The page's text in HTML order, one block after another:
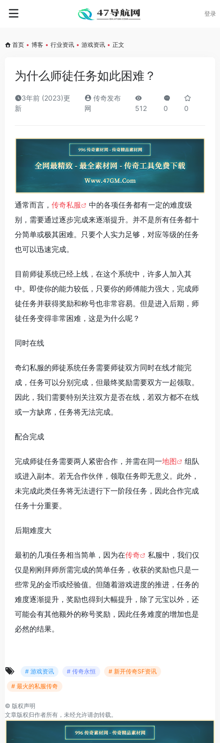
登录
首页 • 博客 • 行业资讯 • 游戏资讯 • 正文
为什么师徒任务如此困难？
3年前 (2023)更
新
传奇发布
网
512 0 0
通常而言， 传奇私服
中的各项任务都有一定的难度级
别，需要通过逐步完成来逐渐提升。并不是所有任务都十
分简单或极其困难。只要个人实力足够，对应等级的任务
也可以迅速完成。
目前师徒系统已经上线，在这个系统中，许多人加入其
中。即使你的能力较低，只要你的师傅能力强大，完成师
徒任务并获得奖励和称号也非常容易。但是进入后期，师
徒任务变得非常困难，这是为什么呢？
同时在线
奇幻私服的师徒系统任务需要师徒双方同时在线才能完
成，任务可以分别完成，但最终奖励需要双方一起领取。
因此，我们需要特别关注双方是否在线，若双方都不在线
或一方缺席，任务将无法完成。
配合完成
完成师徒任务需要两人紧密合作，并需在同一地图
组队
或进入副本。若无合作伙伴，领取任务即无意义。此外，
未完成此类任务将无法进行下一阶段任务，因此合作完成
任务十分重要。
后期难度大
最初的几项任务相当简单，因为在传奇
私服中，我们仅
仅是刚刚拜师所需完成的简单任务，收获的奖励也只是一
些常见的金币或经验值。但随着游戏进度的推进，任务的
难度逐渐提升，奖励也得到大幅提升，除了元宝以外，还
可能会有其他额外的称号奖励，因此任务难度的增加也是
必然的结果。
# 游戏资讯 # 传奇永恒
# 新开传奇SF资讯
# 最火的私服传奇
© 版权声明
文章版权归作者所有，未经允许请勿转载。